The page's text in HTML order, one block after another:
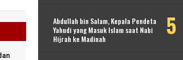
Abdullah bin Salam, Kepala Pendeta
Yahudi yang Masuk Islam saat Nabi
Hijrah ke Madinah